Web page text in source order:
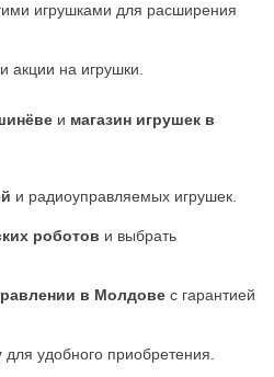
игрушками для расширения
акции на игрушки.
и магазин игрушек в
и радиоуправляемых игрушек.
роботов и выбрать
в Молдове с гарантией
для удобного приобретения.